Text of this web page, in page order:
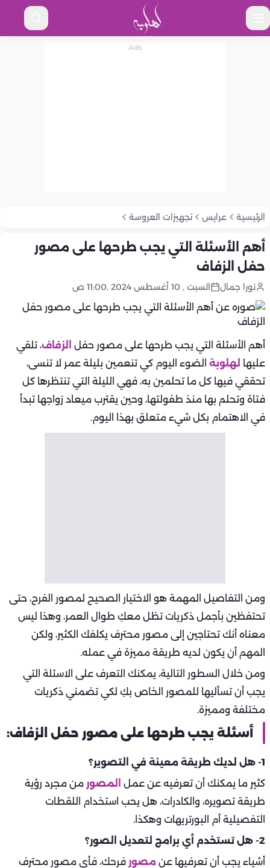
الرئيسية عرايس تجهيزات العروسة
أهم الأسئلة التي يجب طرحها على مصور
حفل الزفاف
نورا جمال السبت , 10 أغسطس 2024 ,11:00 ص
أهم الأسئلة التي يجب طرحها على مصور حفل الزفاف، تلقي
عليها لهلوبة الضوء اليوم كي تنعمين بليلة عمر لا تنسى،
تحققي فيها كل ما تحلمين به، فهي الليلة التي تنتظرها كل
فتاة وتحلم بها منذ طفولتها، وحين يقترب ميعاد زواجها تبدأ
في الاهتمام بكل شيء متعلق بهذا اليوم.
ومن التفاصيل المهمة هو الاختيار الصحيح لمصور الفرح، حتى
تحتفظين بأجمل ذكريات تظل معكِ طوال العمر، وهذا ليس
معناه أنك تحتاجين إلى مصور محترف يكلفك الكثير، ولكن
المهم أن يكون لديه طريقة مميزة في عمله.
ومن خلال السطور التالية، يمكنك التعرف على الاسئلة التي
يجب أن تسأليها للمصور الخاص بكِ لكي تضمني ذكريات
مختلفة ومميزة.
أسئلة يجب طرحها على مصور حفل الزفاف:
1- هل لديك طريقة معينة في التصوير؟
كثير ما يمكنك أن تعرفيه عن عمل
المصور من مجرد رؤية
طريقة تصويره، والكادرات، هل يحب استخدام اللقطات
التفصيلية أم البورتريهات وهكذا.
2- هل تستخدم أي برامج لتعديل الصور؟
أشياء يجب أن تعرفيها عن مصور فرحك، فأي مصور محترف